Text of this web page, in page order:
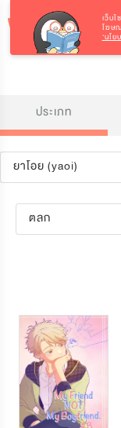
ประเภท
ยาโอย (yaoi)
ตลก
เว็บ
โฆษ
‘นโย